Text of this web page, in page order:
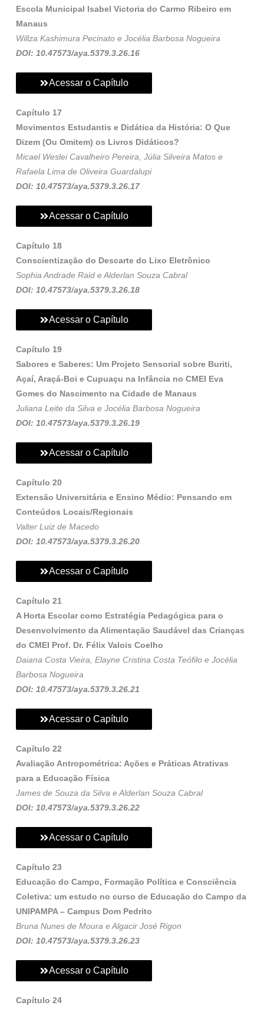
Escola Municipal Isabel Victoria do Carmo Ribeiro em
Manaus
Willza Kashimura Pecinato e Jocélia Barbosa Nogueira
DOI: 10.47573/aya.5379.3.26.16
Acessar o Capítulo
Capítulo 17
Movimentos Estudantis e Didática da História: O Que
Dizem (Ou Omitem) os Livros Didáticos?
Micael Weslei Cavalheiro Pereira, Júlia Silveira Matos e
Rafaela Lima de Oliveira Guardalupi
DOI: 10.47573/aya.5379.3.26.17
Acessar o Capítulo
Capítulo 18
Conscientização do Descarte do Lixo Eletrônico
Sophia Andrade Raid e Alderlan Souza Cabral
DOI: 10.47573/aya.5379.3.26.18
Acessar o Capítulo
Capítulo 19
Sabores e Saberes: Um Projeto Sensorial sobre Buriti,
Açaí, Araçá-Boi e Cupuaçu na Infância no CMEI Eva
Gomes do Nascimento na Cidade de Manaus
Juliana Leite da Silva e Jocélia Barbosa Nogueira
DOI: 10.47573/aya.5379.3.26.19
Acessar o Capítulo
Capítulo 20
Extensão Universitária e Ensino Médio: Pensando em
Conteúdos Locais/Regionais
Valter Luiz de Macedo
DOI: 10.47573/aya.5379.3.26.20
Acessar o Capítulo
Capítulo 21
A Horta Escolar como Estratégia Pedagógica para o
Desenvolvimento da Alimentação Saudável das Crianças
do CMEI Prof. Dr. Félix Valois Coelho
Daiana Costa Vieira, Elayne Cristina Costa Teófilo e Jocélia
Barbosa Nogueira
DOI: 10.47573/aya.5379.3.26.21
Acessar o Capítulo
Capítulo 22
Avaliação Antropométrica: Ações e Práticas Atrativas
para a Educação Física
James de Souza da Silva e Alderlan Souza Cabral
DOI: 10.47573/aya.5379.3.26.22
Acessar o Capítulo
Capítulo 23
Educação do Campo, Formação Política e Consciência
Coletiva: um estudo no curso de Educação do Campo da
UNIPAMPA – Campus Dom Pedrito
Bruna Nunes de Moura e Algacir José Rigon
DOI: 10.47573/aya.5379.3.26.23
Acessar o Capítulo
Capítulo 24